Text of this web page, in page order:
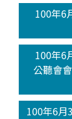
100年6
100年6
公聽會
100年6月